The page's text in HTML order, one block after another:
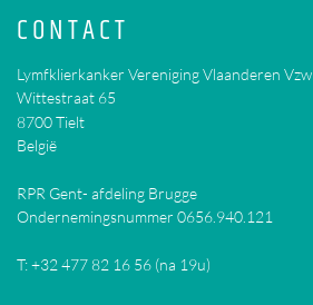
CONTACT
Lymfklierkanker Vereniging Vlaanderen Vzw
Wittestraat 65
8700Tielt
België
RPR Gent- afdeling Brugge
Ondernemingsnummer 0656.940.121
T:+32 477 82 16 56 (na 19u)